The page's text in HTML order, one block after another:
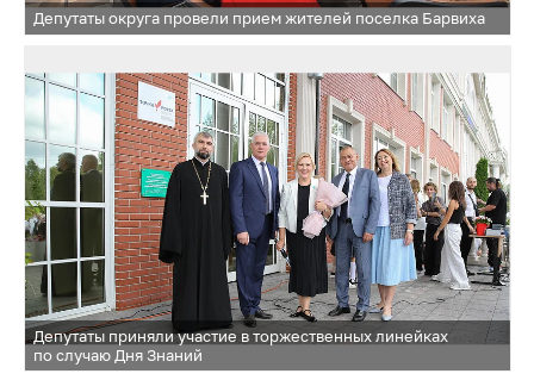
Депутаты округа провели прием жителей поселка Барвиха
Депутаты приняли участие в торжественных линейках
по случаю Дня Знаний